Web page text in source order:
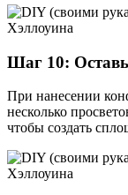
Шаг 10:
При нанесении
несколько
чтобы создать